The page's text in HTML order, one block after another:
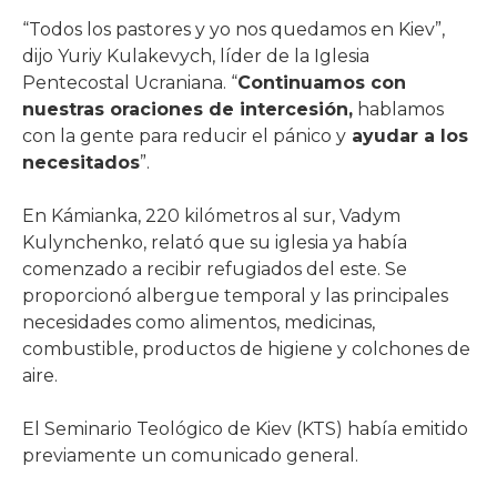
“Todos los pastores y yo nos quedamos en Kiev”,
dijo Yuriy Kulakevych, líder de la Iglesia
Pentecostal Ucraniana. “Continuamos con
nuestras oraciones de intercesión, hablamos
con la gente para reducir el pánico y ayudar a los
necesitados”.
En Kámianka, 220 kilómetros al sur, Vadym
Kulynchenko, relató que su iglesia ya había
comenzado a recibir refugiados del este. Se
proporcionó albergue temporal y las principales
necesidades como alimentos, medicinas,
combustible, productos de higiene y colchones de
aire.
El Seminario Teológico de Kiev (KTS) había emitido
previamente un comunicado general.